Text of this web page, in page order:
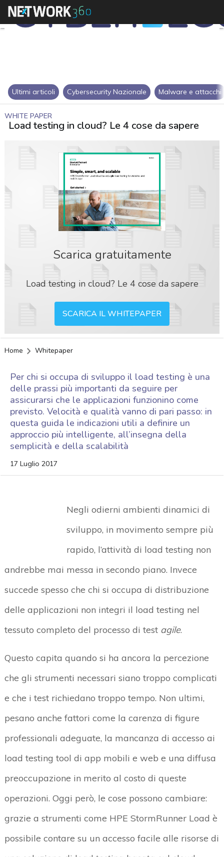
Ultimi articoli Cybersecurity Nazionale Malware e attacchi
WHITE PAPER
Load testing in cloud? Le 4 cose da sapere
Scarica gratuitamente
Load testing in cloud? Le 4 cose da sapere
SCARICA IL WHITEPAPER
Home Whitepaper
Per chi si occupa di sviluppo il load testing è una
delle prassi più importanti da seguire per
assicurarsi che le applicazioni funzionino come
previsto. Velocità e qualità vanno di pari passo: in
questa guida le indicazioni utili a definire un
approccio più intelligente, all’insegna della
semplicità e della scalabilità
17 Luglio 2017
Negli odierni ambienti dinamici di
sviluppo, in movimento sempre più
rapido, l’attività di load testing non
andrebbe mai messa in secondo piano. Invece
succede spesso che chi si occupa di distribuzione
delle applicazioni non integri il load testing nel
tessuto completo del processo di test agile.
Questo capita quando si ha ancora la percezione
che gli strumenti necessari siano troppo complicati
e che i test richiedano troppo tempo. Non ultimi,
pesano anche fattori come la carenza di figure
professionali adeguate, la mancanza di accesso ai
load testing tool di app mobili e web e una diffusa
preoccupazione in merito al costo di queste
operazioni. Oggi però, le cose possono cambiare:
grazie a strumenti come HPE StormRunner Load è
possibile contare su un accesso facile alle risorse di